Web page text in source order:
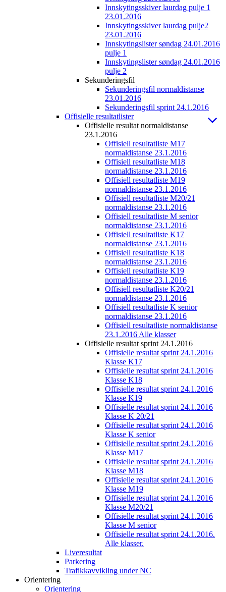
Innskytingsskiver laurdag pulje 1
23.01.2016
Innskytingsskiver laurdag pulje2
23.01.2016
Innskytingslister søndag 24.01.2016
pulje 1
Innskytingslister søndag 24.01.2016
pulje 2
Sekunderingsfil
Sekunderingsfil normaldistanse
23.01.2016
Sekunderingsfil sprint 24.1.2016
Offisielle resultatlister
Offisielle resultat normaldistanse
23.1.2016
Offisiell resultatliste M17
normaldistanse 23.1.2016
Offisiell resultatliste M18
normaldistanse 23.1.2016
Offisiell resultatliste M19
normaldistanse 23.1.2016
Offisiell resultatliste M20/21
normaldistanse 23.1.2016
Offisiell resultatliste M senior
normaldistanse 23.1.2016
Offisiell resultatliste K17
normaldistanse 23.1.2016
Offisiell resultatliste K18
normaldistanse 23.1.2016
Offisiell resultatliste K19
normaldistanse 23.1.2016
Offisiell resultatliste K20/21
normaldistanse 23.1.2016
Offisiell resultatliste K senior
normaldistanse 23.1.2016
Offisiell resultatliste normaldistanse
23.1.2016 Alle klasser
Offisielle resultat sprint 24.1.2016
Offisielle resultat sprint 24.1.2016
Klasse K17
Offisielle resultat sprint 24.1.2016
Klasse K18
Offisielle resultat sprint 24.1.2016
Klasse K19
Offisielle resultat sprint 24.1.2016
Klasse K 20/21
Offisielle resultat sprint 24.1.2016
Klasse K senior
Offisielle resultat sprint 24.1.2016
Klasse M17
Offisielle resultat sprint 24.1.2016
Klasse M18
Offisielle resultat sprint 24.1.2016
Klasse M19
Offisielle resultat sprint 24.1.2016
Klasse M20/21
Offisielle resultat sprint 24.1.2016
Klasse M senior
Offisielle resultat sprint 24.1.2016.
Alle klasser.
Liveresultat
Parkering
Trafikkavvikling under NC
Orientering
Orientering